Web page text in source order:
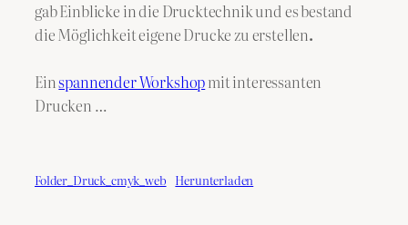
gab Einblicke in die Drucktechnik und es bestand
die Möglichkeit eigene Drucke zu erstellen.
Einspannender Workshopmit interessanten
Drucken …
Folder_Druck_cmyk_web Herunterladen